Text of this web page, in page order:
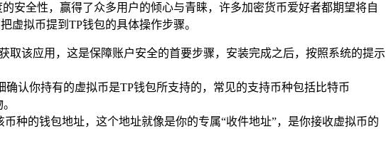
安全性，赢得了众多用户的倾心与青睐，许多加密货币爱好者都期望将自
虚拟币提到TP钱包的具体操作步骤。
该应用，这是保障账户安全的首要步骤，安装完成之后，按照系统的提示
认你持有的虚拟币是TP钱包所支持的，常见的支持币种包括比特币
种的钱包地址，这个地址就像是你的专属“收件地址”，是你接收虚拟币的